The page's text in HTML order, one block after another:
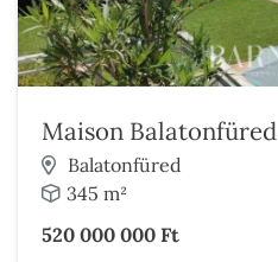
Maison Balatonfüred
Balatonfüred
345 m²
520 000 000 Ft